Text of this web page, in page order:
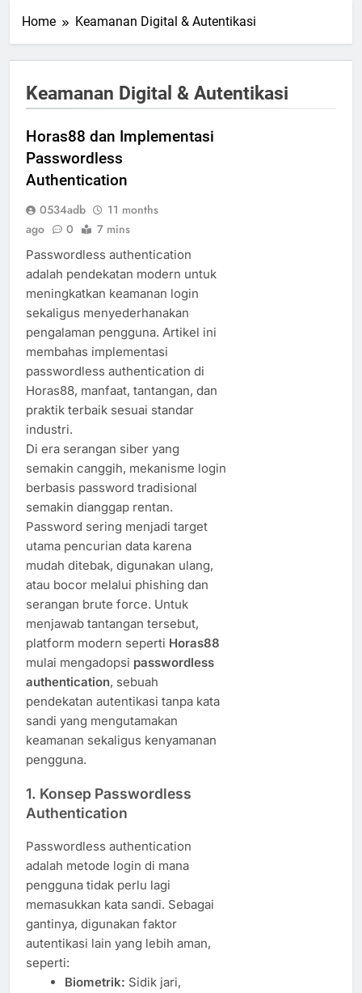
Home Keamanan Digital & Autentikasi
Keamanan Digital & Autentikasi
Horas88 dan Implementasi
Passwordless
Authentication
0534adb
11 months
ago
0 7 mins
Passwordless authentication
adalah pendekatan modern untuk
meningkatkan keamanan login
sekaligus menyederhanakan
pengalaman pengguna. Artikel ini
membahas implementasi
passwordless authentication di
Horas88, manfaat, tantangan, dan
praktik terbaik sesuai standar
industri.
Di era serangan siber yang
semakin canggih, mekanisme login
berbasis password tradisional
semakin dianggap rentan.
Password sering menjadi target
utama pencurian data karena
mudah ditebak, digunakan ulang,
atau bocor melalui phishing dan
serangan brute force. Untuk
menjawab tantangan tersebut,
platform modern seperti Horas88
mulai mengadopsi passwordless
authentication, sebuah
pendekatan autentikasi tanpa kata
sandi yang mengutamakan
keamanan sekaligus kenyamanan
pengguna.
1. Konsep Passwordless
Authentication
Passwordless authentication
adalah metode login di mana
pengguna tidak perlu lagi
memasukkan kata sandi. Sebagai
gantinya, digunakan faktor
autentikasi lain yang lebih aman,
seperti:
Biometrik: Sidik jari,